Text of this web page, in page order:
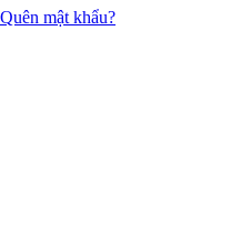
Quên mật khẩu?